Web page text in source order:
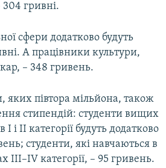
гривні.
сфери додатково будуть
А працівники культури,
– 348 гривень.
яких півтора мільйона, також
стипендій: студенти вищих
і ІІ категорії будуть додатково
студенти, які навчаються в
ІІІ–IV категорії, – 95 гривень.